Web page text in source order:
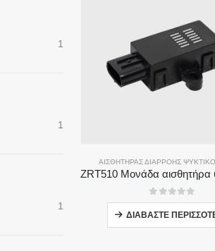
ΑΙΣΘΗΤΉΡΑΣ ΔΙΑΡΡΟΉΣ
0από 5
ΔΙΑΒΆΣΤΕ
1
1
1